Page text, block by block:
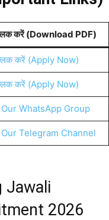
करें (Download PDF)
करें (Apply Now)
करें (Apply Now)
WhatsApp Group
Telegram Channel
Jawali
2026